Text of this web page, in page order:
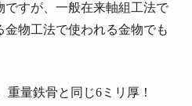
ですが、一般在来軸組工法で
物工法で使われる金物でも
重量鉄骨と同じ6ミリ厚！